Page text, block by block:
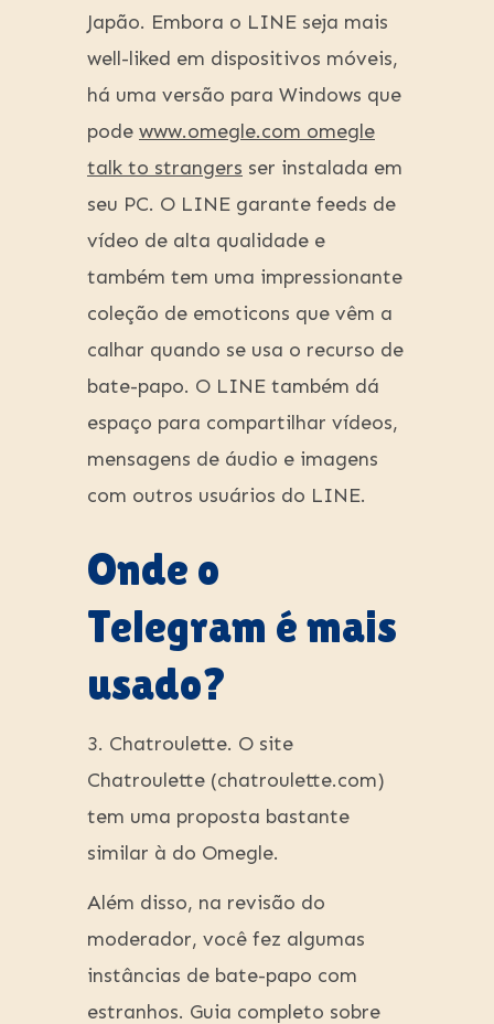
Japão. Embora o LINE seja mais
well-liked em dispositivos móveis,
há uma versão para Windows que
pode www.omegle.com omegle
talk to strangers ser instalada em
seu PC. O LINE garante feeds de
vídeo de alta qualidade e
também tem uma impressionante
coleção de emoticons que vêm a
calhar quando se usa o recurso de
bate-papo. O LINE também dá
espaço para compartilhar vídeos,
mensagens de áudio e imagens
com outros usuários do LINE.
Onde o
Telegram é mais
usado?
3. Chatroulette. O site
Chatroulette (chatroulette.com)
tem uma proposta bastante
similar à do Omegle.
Além disso, na revisão do
moderador, você fez algumas
instâncias de bate-papo com
estranhos. Guia completo sobre